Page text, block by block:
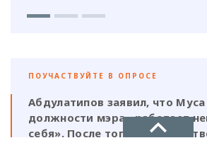
ПОУЧАСТВУЙТЕ В ОПРОСЕ
Абдулатипов заявил, что
должности мэра «работает
себя». После того, как